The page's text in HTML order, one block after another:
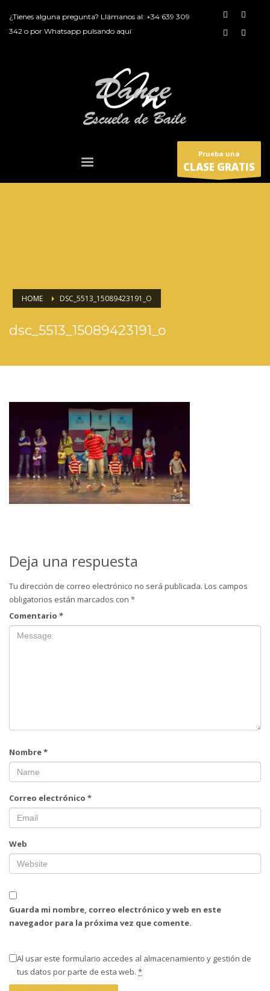
¿Tienes alguna pregunta? Llámanos al: +34 639 309
342 o por Whatsapp pulsando aquí
Prueba una
CLASE GRATIS
HOME DSC_5513_15089423191_O
dsc_5513_15089423191_o
Deja una respuesta
Tu dirección de correo electrónico no será publicada. Los campos
obligatorios están marcados con *
Comentario *
Nombre*
Correo electrónico *
Web
Guarda mi nombre, correo electrónico y web en este
navegador para la próxima vez que comente.
Al usar este formulario accedes al almacenamiento y gestión de
tus datos por parte de esta web. *